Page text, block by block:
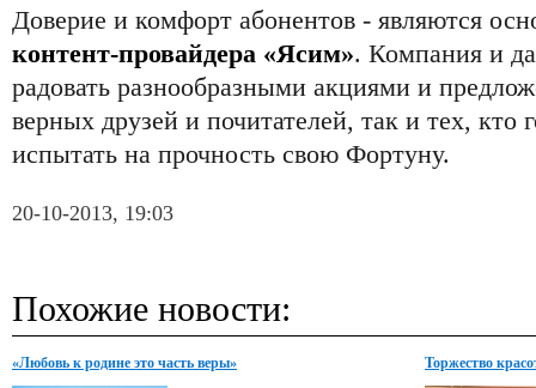
Доверие и комфорт абонентов - являются
контент-провайдера «Ясим». Компания и
радовать разнообразными акциями и
верных друзей и почитателей, так и тех, кто
испытать на прочность свою Фортуну.
20-10-2013, 19:03
Похожие новости:
«Любовь к родине это часть веры»
Торжество